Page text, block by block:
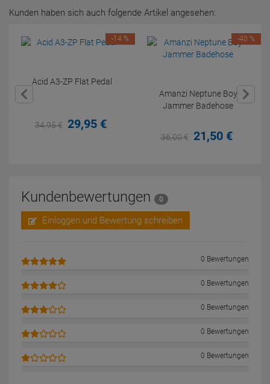
Kunden haben sich auch folgende Artikel angesehen:
Acid A3-ZP Flat Pedal
34,95€ 29,95 €
-14 %
Amanzi Neptune Boy
Jammer Badehose
36,00€ 21,50 €
-40 %
Kundenbewertungen 0
Einloggen und Bewertung schreiben
0 Bewertungen
0 Bewertungen
0 Bewertungen
0 Bewertungen
0 Bewertungen